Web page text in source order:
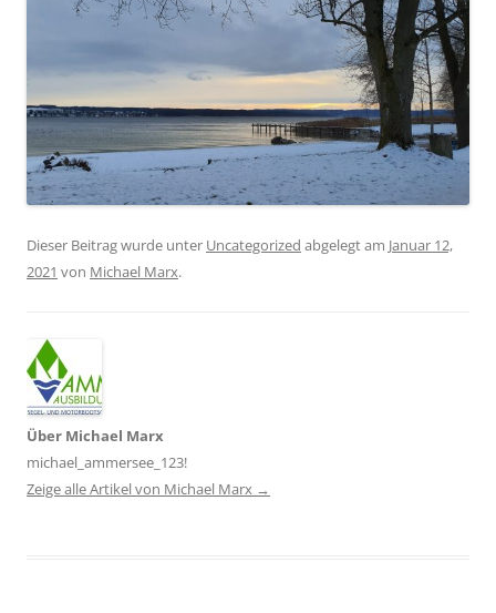
Dieser Beitrag wurde unter Uncategorized abgelegt am Januar 12,
2021 von Michael Marx.
Über Michael Marx
michael_ammersee_123!
Zeige alle Artikel von Michael Marx →